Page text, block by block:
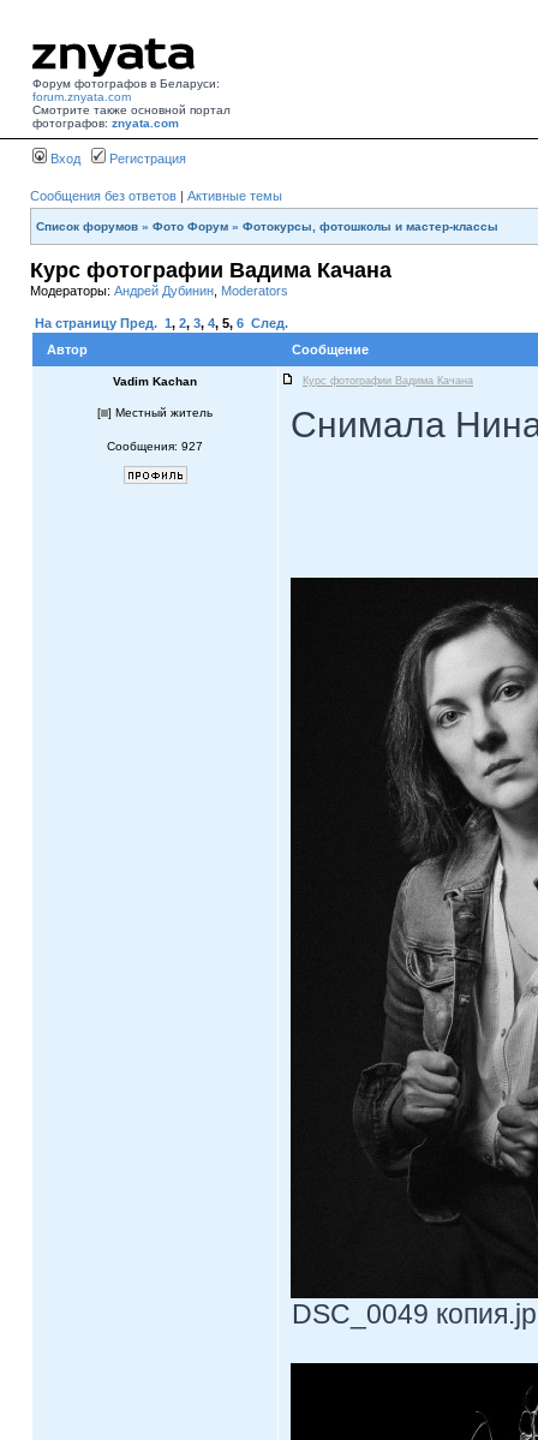
Форум фотографов в Беларуси:
forum.znyata.com
Смотрите также основной портал
фотографов: znyata.com
Вход Регистрация
Сообщения без ответов | Активные темы
Список форумов » Фото Форум » Фотокурсы, фотошколы и мастер-классы
Курс фотографии Вадима Качана
Модераторы: Андрей Дубинин Moderators
На страницу Пред. 1, 2, 3, 4, 5, 6 След.
Автор
Сообщение
Vadim Kachan Курс фотографии Вадима Качана
[ ] Местный житель
Сообщения: 927
Снимала
DSC_0049